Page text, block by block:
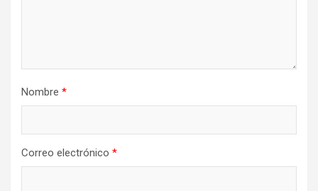
Nombre *
Correo electrónico *